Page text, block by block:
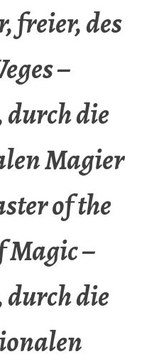
freier, des
–
die
Magier
of the
Magic –
die